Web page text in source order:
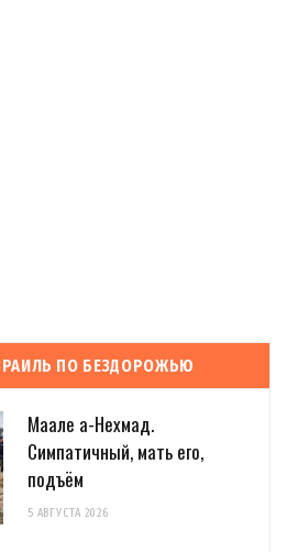
ПО БЕЗДОРОЖЬЮ
Маале а-Нехмад.
Симпатичный, мать его,
подъём
5 АВГУСТА 2026